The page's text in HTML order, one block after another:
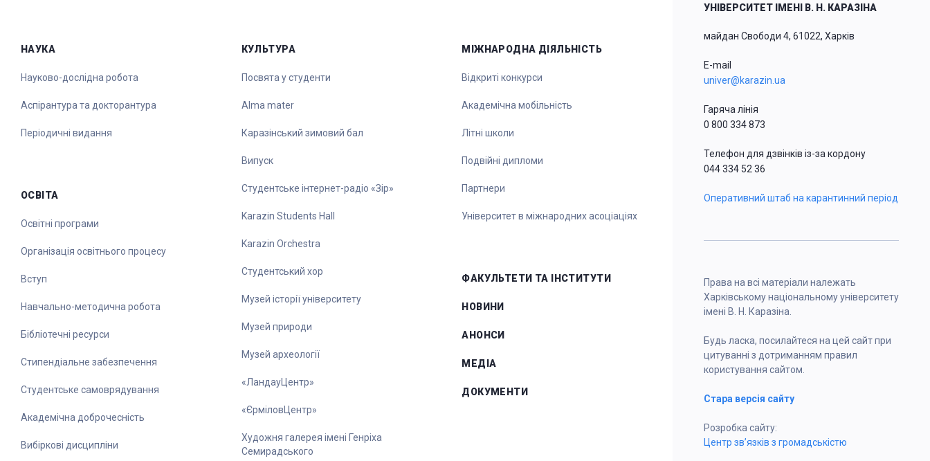
НАУКА
Науково-дослідна робота
Аспірантура та докторантура
Періодичні видання
ОСВІТА
Освітні програми
Організація освітнього процесу
Вступ
Навчально-методична робота
Бібліотечні ресурси
Стипендіальне забезпечення
Студентське самоврядування
Академічна доброчесність
Вибіркові дисципліни
КУЛЬТУРА
Посвята у студенти
Alma mater
Каразінський зимовий бал
Випуск
Студентське інтернет-радіо «Зір»
Karazin Students Hall
Karazin Orchestra
Студентський хор
Музей історії університету
Музей природи
Музей археології
«ЛандауЦентр»
«ЄрміловЦентр»
Художня галерея імені Генріха
Семирадського
МІЖНАРОДНА ДІЯЛЬНІСТЬ
Відкриті конкурси
Академічна мобільність
Літні школи
Подвійні дипломи
Партнери
Університет в міжнародних асоціаціях
ФАКУЛЬТЕТИ ТА ІНСТИТУТИ
НОВИНИ
АНОНСИ
МЕДІА
ДОКУМЕНТИ
УНІВЕРСИТЕТ ІМЕНІ В. Н. КАРАЗІНА
майдан Свободи 4, 61022, Харків
E-mail
univer@karazin.ua
Гаряча лінія
0 800 334 873
Телефон для дзвінків із-за кордону
044 334 52 36
Оперативний штаб на карантинний період
Права на всі матеріали належать
Харківському національному університету
імені В. Н. Каразіна.
Будь ласка, посилайтеся на цей сайт при
цитуванні з дотриманням правил
користування сайтом.
Стара версія сайту
Розробка сайту:
Центр зв’язків з громадськістю